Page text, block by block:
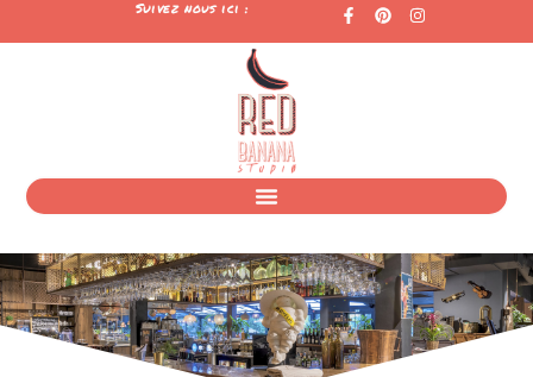
Suivez nous ici :